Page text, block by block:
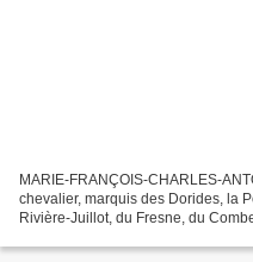
MARIE-FRANÇOIS-CHARLES-
chevalier, marquis des Dorides, la
Rivière-Juillot, du Fresne, du